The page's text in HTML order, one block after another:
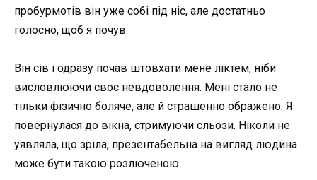
пробурмотів він уже собі під ніс, але достатньо
голосно, щоб я почув.
Він сів і одразу почав штовхати мене ліктем, ніби
висловлюючи своє невдоволення. Мені стало не
тільки фізично боляче, але й страшенно ображено. Я
повернулася до вікна, стримуючи сльози. Ніколи не
уявляла, що зріла, презентабельна на вигляд людина
може бути такою розлюченою.